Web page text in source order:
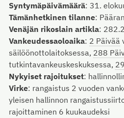
Syntymäpäivämäärä: 31.
Tämänhetkinen tilanne:
Venäjän rikoslain artikla:
Vankeudessaoloaika: 2 Päivää
säilöönottolaitoksessa, 288
tutkintavankeuskeskuksessa,
Nykyiset rajoitukset:
Virke: rangaistus 2 vuoden
yleisen hallinnon
rajoittaminen 6 kuukaudeksi